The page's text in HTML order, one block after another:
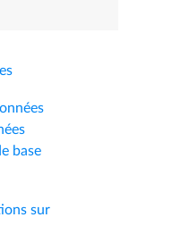
base
sur